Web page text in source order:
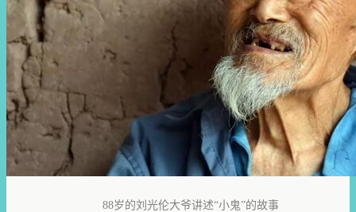
88岁的刘光伦大爷讲述“小鬼”的故事